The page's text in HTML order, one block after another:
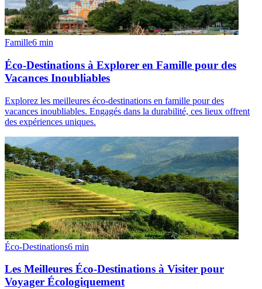
Famille6 min
Éco-Destinations à Explorer en Famille pour des
Vacances Inoubliables
Explorez les meilleures éco-destinations en famille pour des
vacances inoubliables. Engagés dans la durabilité, ces lieux offrent
des expériences uniques.
Éco-Destinations6 min
Les Meilleures Éco-Destinations à Visiter pour
Voyager Écologiquement